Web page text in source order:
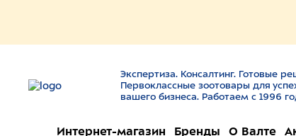
Экспертиза. Консалтинг. Готовые
Первоклассные зоотовары для
вашего бизнеса. Работаем с 1996
Интернет-магазин Бренды О Валте